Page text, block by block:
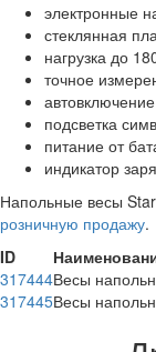
электронные
стеклянная
нагрузка до
точное
подсветка
питание от
индикатор
Напольные весы
розничную продажу.
ID
317444Весы
317445Весы